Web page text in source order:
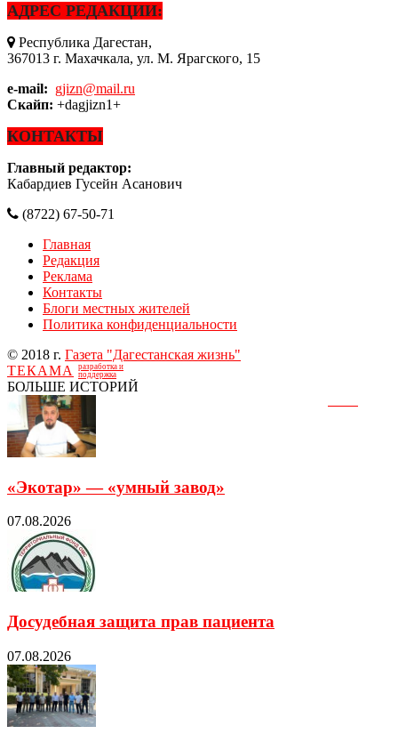
АДРЕС РЕДАКЦИИ:
Республика Дагестан,
367013 г. Махачкала, ул. М. Ярагского, 15
e-mail: gjizn@mail.ru
Скайп: +dagjizn1+
КОНТАКТЫ
Главный редактор:
Кабардиев Гусейн Асанович
(8722) 67-50-71
Главная
Редакция
Реклама
Контакты
Блоги местных жителей
Политика конфиденциальности
© 2018 г. Газета "Дагестанская жизнь"
ТЕКАМА
разработка и
поддержка
БОЛЬШЕ ИСТОРИЙ
«Экотар» — «умный завод»
07.08.2026
Досудебная защита прав пациента
07.08.2026